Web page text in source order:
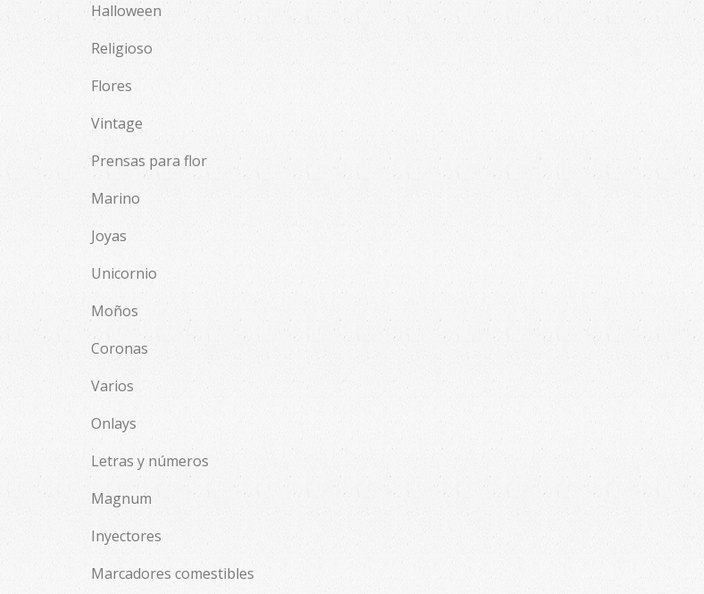
Halloween
Religioso
Flores
Vintage
Prensas para flor
Marino
Joyas
Unicornio
Moños
Coronas
Varios
Onlays
Letras y números
Magnum
Inyectores
Marcadores comestibles